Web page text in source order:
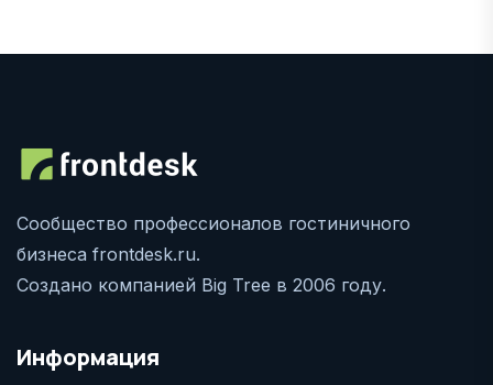
Сообщество профессионалов гостиничного
бизнеса frontdesk.ru.
Создано компанией Big Tree в 2006 году.
Информация